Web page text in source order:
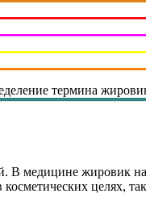
термина
В медицине жировик
целях,